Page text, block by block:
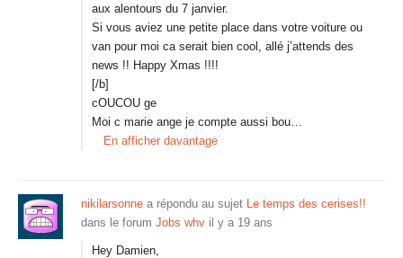
aux alentours du 7 janvier.
Si vous aviez une petite place dans votre voiture ou
van pour moi ca serait bien cool, allé j’attends des
news !! Happy Xmas !!!!
[/b]
cOUCOU ge
Moi c marie ange je compte aussi bou…
En afficher davantage
nikilarsonne a répondu au sujet Le temps des cerises!!
dans le forum Jobs whv il y a 19 ans
Hey Damien,